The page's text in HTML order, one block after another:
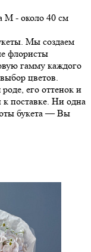
М - около 40 см
Мы создаем
флористы
гамму каждого
цветов.
его оттенок и
к поставке. Ни одна
букета — Вы